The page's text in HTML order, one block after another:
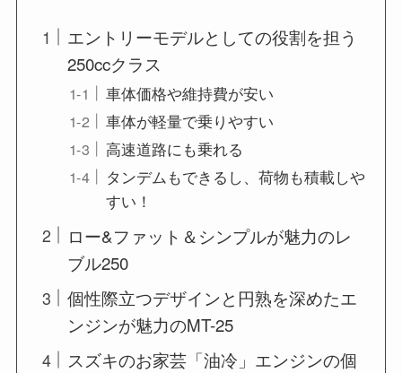
エントリーモデルとしての役割を担う
250ccクラス
車体価格や維持費が安い
車体が軽量で乗りやすい
高速道路にも乗れる
タンデムもできるし、荷物も積載しや
すい！
ロー&ファット＆シンプルが魅力のレ
ブル250
個性際立つデザインと円熟を深めたエ
ンジンが魅力のMT-25
スズキのお家芸「油冷」エンジンの個